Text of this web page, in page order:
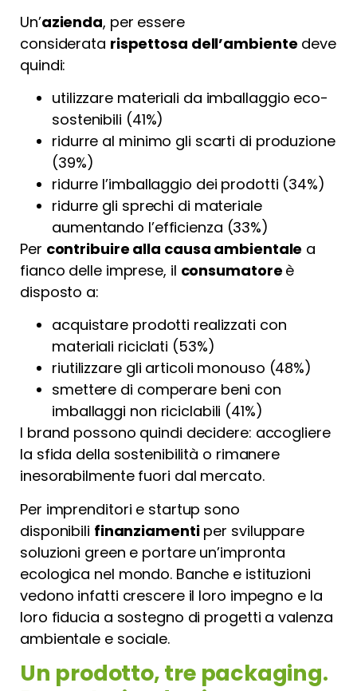
Un’azienda, per essere
considerata rispettosa dell’ambiente deve
quindi:
utilizzare materiali da imballaggio eco-
sostenibili (41%)
ridurre al minimo gli scarti di produzione
(39%)
ridurre l’imballaggio dei prodotti (34%)
ridurre gli sprechi di materiale
aumentando l’efficienza (33%)
Per contribuire alla causa ambientale a
fianco delle imprese, il consumatore è
disposto a:
acquistare prodotti realizzati con
materiali riciclati (53%)
riutilizzare gli articoli monouso (48%)
smettere di comperare beni con
imballaggi non riciclabili (41%)
I brand possono quindi decidere: accogliere
la sfida della sostenibilità o rimanere
inesorabilmente fuori dal mercato.
Per imprenditori e startup sono
disponibili finanziamentiper sviluppare
soluzioni green e portare un’impronta
ecologica nel mondo. Banche e istituzioni
vedono infatti crescere il loro impegno e la
loro fiducia a sostegno di progetti a valenza
ambientale e sociale.
Un prodotto, tre packaging.